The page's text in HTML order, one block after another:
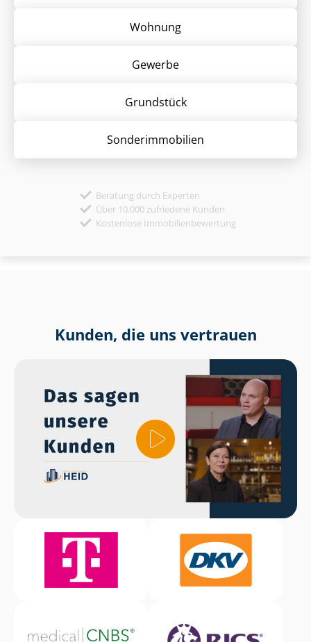
Wohnung
Gewerbe
Grund­stück
Sonder­immobilien
Beratung durch Experten
Über 10.000 zufriedene Kunden
Kostenlose Immobilienbewertung
Kunden, die uns vertrauen